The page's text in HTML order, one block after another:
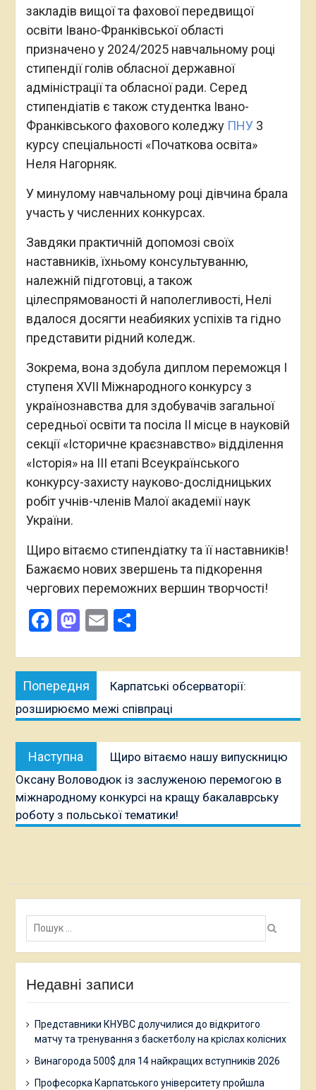
закладів вищої та фахової передвищої
освіти Івано-Франківської області
призначено у 2024/2025 навчальному році
стипендії голів обласної державної
адміністрації та обласної ради. Серед
стипендіатів є також студентка Івано-
Франківського фахового коледжу ПНУ3
курсу спеціальності «Початкова освіта»
Неля Нагорняк.
У минулому навчальному році дівчина брала
участь у численних конкурсах.
Завдяки практичній допомозі своїх
наставників, їхньому консультуванню,
належній підготовці, а також
цілеспрямованості й наполегливості, Нелі
вдалося досягти неабияких успіхів та гідно
представити рідний коледж.
Зокрема, вона здобула диплом переможця І
ступеня XVІІ Міжнародного конкурсу з
українознавства для здобувачів загальної
середньої освіти та посіла ІІ місце в науковій
секції «Історичне краєзнавство» відділення
«Історія» на ІІІ етапі Всеукраїнського
конкурсу-захисту науково-дослідницьких
робіт учнів-членів Малої академії наук
України.
Щиро вітаємо стипендіатку та її наставників!
Бажаємо нових звершень та підкорення
чергових переможних вершин творчості!
Facebook
Mastodon
EmailПоділитися
Навігація
записів
Попередня
публікація:
Карпатські обсерваторії:
розширюємо межі співпраці
Наступна
публікація:
Щиро вітаємо нашу випускницю
Оксану Воловодюк із заслуженою перемогою в
міжнародному конкурсі на кращу бакалаврську
роботу з польської тематики!
Пошук:
Недавні записи
Представники КНУВС долучилися до відкритого
матчу та тренування з баскетболу на кріслах колісних
Винагорода 500$ для 14 найкращих вступників 2026
Професорка Карпатського університету пройшла